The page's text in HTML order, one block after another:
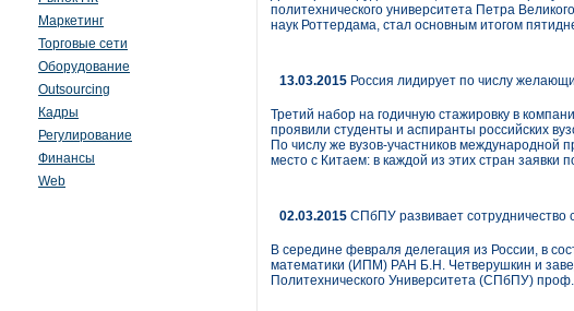
Маркетинг
Торговые сети
Оборудование
Outsourcing
Кадры
Регулирование
Финансы
Web
политехнического университета Петра
наук Роттердама, стал основным итогом
13.03.2015 Россия лидирует по числу
Третий набор на годичную стажировку в
проявили студенты и аспиранты российских
По числу же вузов-участников международной
место с Китаем: в каждой из этих стран заявки
02.03.2015 СПбПУ развивает сотрудничество
В середине февраля делегация из России, в
математики (ИПМ) РАН Б.Н. Четверушкин и
Политехнического Университета (СПбПУ)